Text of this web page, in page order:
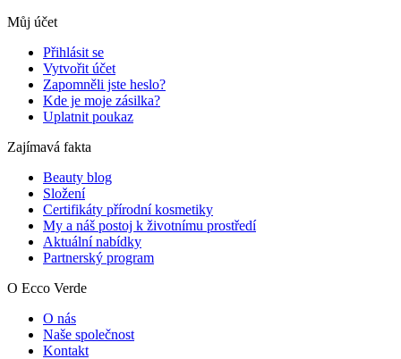
Můj účet
Přihlásit se
Vytvořit účet
Zapomněli jste heslo?
Kde je moje zásilka?
Uplatnit poukaz
Zajímavá fakta
Beauty blog
Složení
Certifikáty přírodní kosmetiky
My a náš postoj k životnímu prostředí
Aktuální nabídky
Partnerský program
O Ecco Verde
O nás
Naše společnost
Kontakt